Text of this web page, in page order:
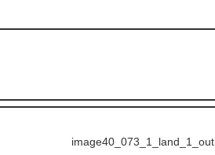
image40_073_1_land_1_out